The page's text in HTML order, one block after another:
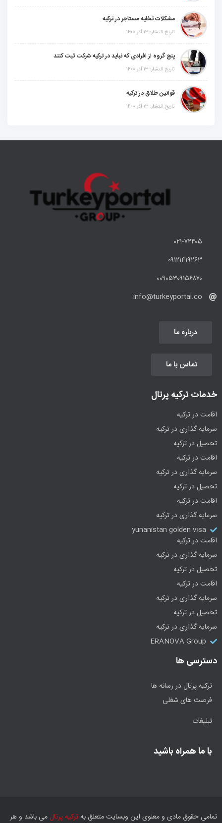
مشکلات تخلیه مستاجر در ترکیه
تاریخ انتشار: ۱۳ آذر ۱۴۰۰
پنج گروه از افرادی که نباید در ترکیه شرکت ثبت کنند
تاریخ انتشار: ۱۳ آذر ۱۴۰۰
قوانین طلاق در ترکیه
تاریخ انتشار: ۱۳ آذر ۱۴۰۰
۰۲۱-۷۲۴۰۵
۰۹۱۲۱۴۱۹۲۶۳
۰۰۹۰۵۳۰۹۱۵۶۸۷۰
info@turkeyportal.co
درباره ما
تماس با ما
خدمات ترکیه پرتال
اقامت در ترکیه
سرمایه گذاری در ترکیه
تحصیل در ترکیه
اقامت در ترکیه
سرمایه گذاری در ترکیه
تحصیل در ترکیه
اقامت در ترکیه
سرمایه گذاری در ترکیه
yunanistan golden vısa
اقامت در ترکیه
سرمایه گذاری در ترکیه
تحصیل در ترکیه
اقامت در ترکیه
سرمایه گذاری در ترکیه
تحصیل در ترکیه
سرمایه گذاری در ترکیه
ERANOVA Group
دسترسی ها
ترکیه پرتال در رسانه ها
فرصت های شغلی
تبلیغات
با ما همراه باشید
تمامی حقوق مادی و معنوی این وبسایت متعلق بهترکیه پرتالمی باشد و هر